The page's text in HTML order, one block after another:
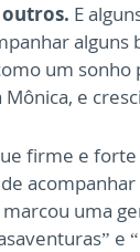
E
alguns
um
e
firme e
acompanhar
uma
e